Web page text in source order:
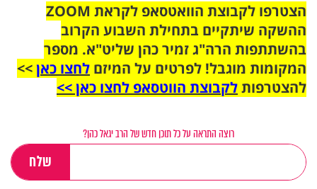
הצטרפו לקבוצת הוואטסאפ לקראת ZOOM
ההשקה שיתקיים בתחילת השבוע הקרוב
בהשתתפות הרה"ג זמיר כהן שליט"א. מספר
המקומות מוגבל! לפרטים על המיזם לחצו כאן>>
להצטרפותלקבוצת הווטסאפ לחצו כאן >>
רוצה התראה על כל תוכן חדש של הרב יגאל כהן?